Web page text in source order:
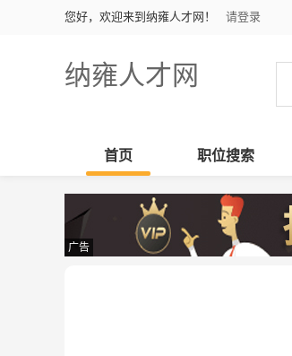
您好，欢迎来到纳雍人才网！ 请登录
纳雍人才网
首页 职位搜索
广告